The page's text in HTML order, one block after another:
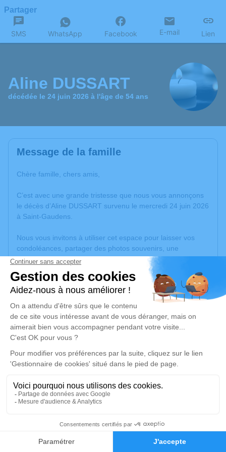
Faire-part Hommages
Partager
SMS WhatsApp Facebook E-mail Lien
Aline DUSSART
décédée le 24 juin 2026 à l'âge de 54 ans
Message de la famille
Chère famille, chers amis,
C’est avec une grande tristesse que nous vous annonçons
le décès d’Aline DUSSART survenu le mercredi 24 juin 2026
à Saint-Gaudens.
Nous vous invitons à utiliser cet espace pour laisser vos
condoléances, partager des photos souvenirs, une
anecdote ou exprimer vos pensées à travers des poèmes
ou des textes. Cet endroit est un lieu d'expression dédié à
honorer la mémoire d’Aline DUSSART.
Un service de plantation d’arbre hommage estdisponible
vendredi 26 juin 2026 à 09h00
Crématorium du Sivom de Villeneuve-de-
31800 Villeneuve-de-Rivière